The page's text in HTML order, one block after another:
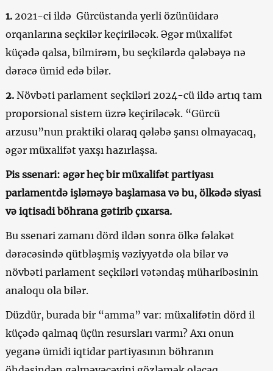
1.2021-ci ildə Gürcüstanda yerli özünüidarə
orqanlarına seçkilər keçiriləcək. Əgər müxalifət
küçədə qalsa, bilmirəm, bu seçkilərdə qələbəyə nə
dərəcə ümid edə bilər.
2. Növbəti parlament seçkiləri 2024-cü ildə artıq tam
proporsional sistem üzrə keçiriləcək. “Gürcü
arzusu”nun praktiki olaraq qələbə şansı olmayacaq,
əgər müxalifət yaxşı hazırlaşsa.
Pis ssenari: əgər heç bir müxalifət partiyası
parlamentdə işləməyə başlamasa və bu, ölkədə siyasi
və iqtisadi böhrana gətirib çıxarsa.
Bu ssenari zamanı dörd ildən sonra ölkə fəlakət
dərəcəsində qütbləşmiş vəziyyətdə ola bilər və
növbəti parlament seçkiləri vətəndaş müharibəsinin
analoqu ola bilər.
Düzdür, burada bir “amma” var: müxalifətin dörd il
küçədə qalmaq üçün resursları varmı? Axı onun
yeganə ümidi iqtidar partiyasının böhranın